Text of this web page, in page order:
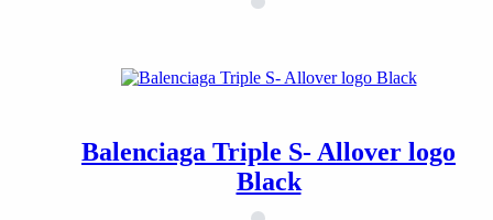
Balenciaga Triple S- Allover logo
Black